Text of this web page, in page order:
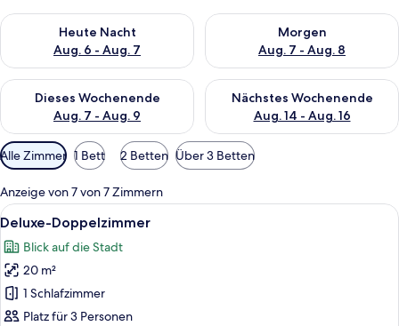
Heute Nacht
Aug. 6 - Aug. 7
Überprüfe die Verfügbarkeit für heute Nacht, Aug. 6 - Aug. 7.
Morgen
Aug. 7 - Aug. 8
Überprüfe die Verfügbarkeit
Dieses Wochenende
Aug. 7 - Aug. 9
Überprüfe die Verfügbarkeit für dieses Wochenende, Aug. 7
Nächstes Wochenende
Aug. 14 - Aug. 16
Überprüfe die Verfügbarkeit
Verfügbare
Filter
für
Zimmer
Alle Zimmer 1 Bett 2 Betten Über 3 Betten
Anzeige von 7 von 7 Zimmern
Alle
Fotos
für
Deluxe-
Doppelzimmer
anzeigen
Ein Hotelzimmer mit einem großen
9
Deluxe-Doppelzimmer
Blick auf die Stadt
20 m²
1 Schlafzimmer
Platz für 3 Personen